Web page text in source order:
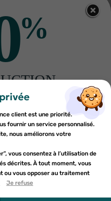
AJOUTER AU PANIER
et liniments pour bébé
Bioderma...
59 EUROS D'ACHAT
VOIR CONDITIONS)
ET À L'INTERNATIONAL
×
×
×
×
ajouter des produits à votre
client est une priorité.
fournir un service personnalisé.
nous améliorons votre
vous consentez à l’utilisation de
décrites. À tout moment, vous
ou vous opposer au traitement
Je refuse
%
commande
newsletter et profitez
première commande*
j'accepte que les
utilisées dans le cadre de